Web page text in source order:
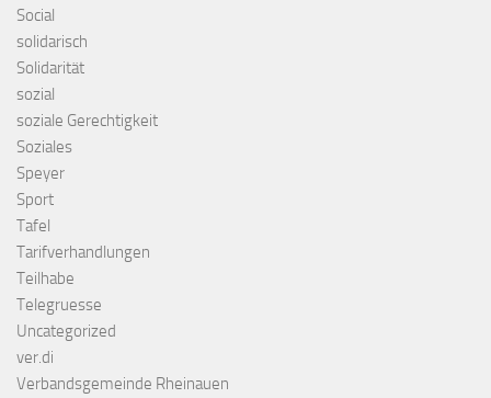
Social
solidarisch
Solidarität
sozial
soziale Gerechtigkeit
Soziales
Speyer
Sport
Tafel
Tarifverhandlungen
Teilhabe
Telegruesse
Uncategorized
ver.di
Verbandsgemeinde Rheinauen